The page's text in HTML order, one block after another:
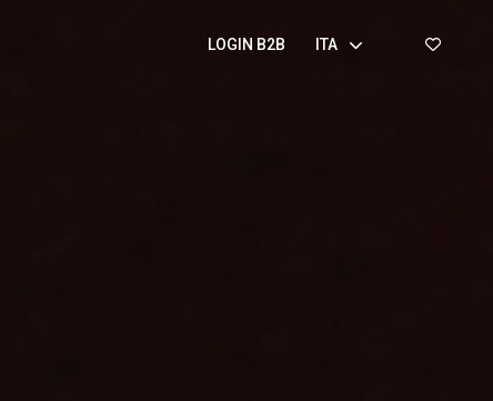
LOGIN B2B ITA